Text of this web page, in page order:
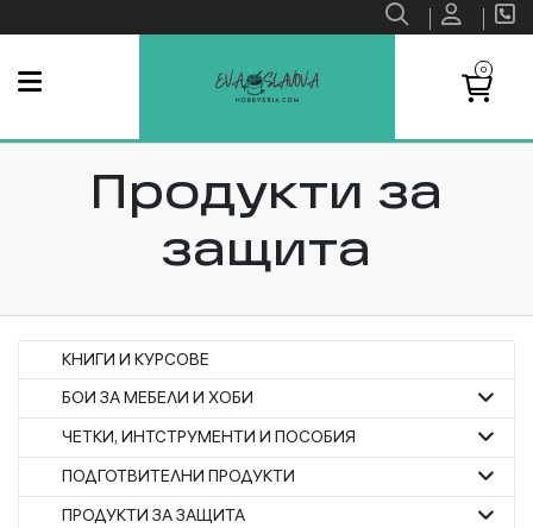
0
Продукти за
защита
КНИГИ И КУРСОВЕ
БОИ ЗА МЕБЕЛИ И ХОБИ
ЧЕТКИ, ИНТСТРУМЕНТИ И ПОСОБИЯ
ПОДГОТВИТЕЛНИ ПРОДУКТИ
ПРОДУКТИ ЗА ЗАЩИТА